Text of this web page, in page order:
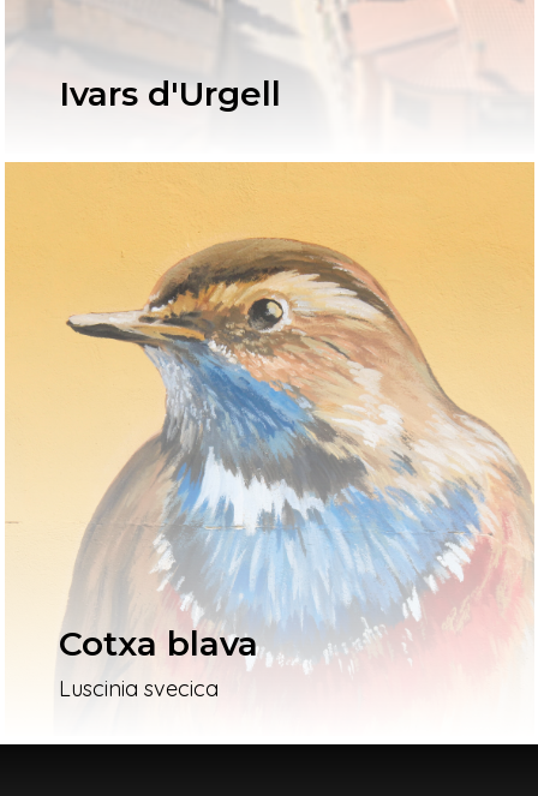
Ivars d'Urgell
Cotxa blava
Luscinia svecica